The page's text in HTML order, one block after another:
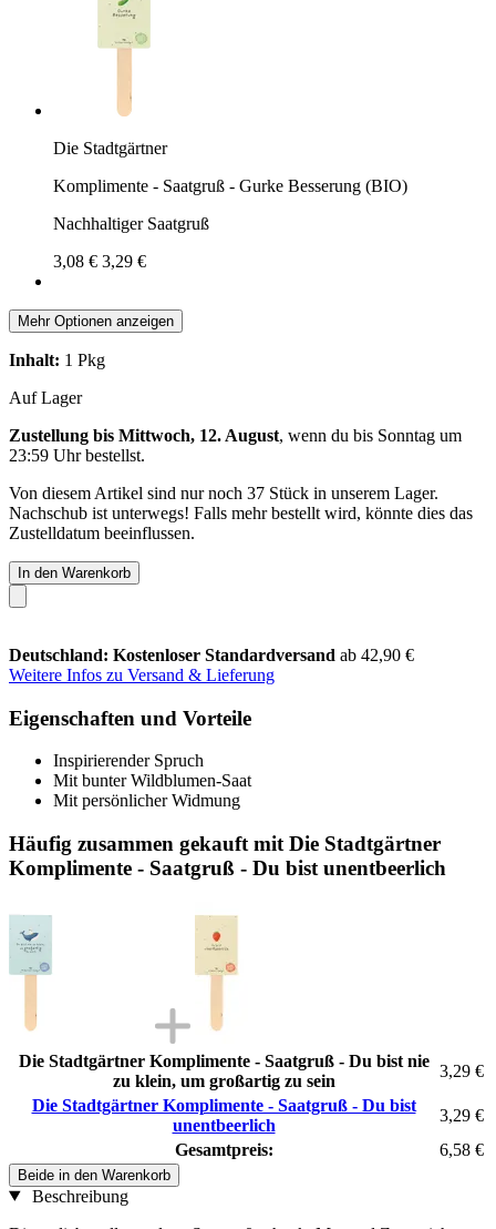
Die Stadtgärtner
Komplimente - Saatgruß - Gurke Besserung (BIO)
Nachhaltiger Saatgruß
3,08 € 3,29 €
Mehr Optionen anzeigen
Inhalt: 1 Pkg
Auf Lager
Zustellung bis Mittwoch, 12. August, wenn du bis Sonntag um
23:59 Uhrbestellst.
Von diesem Artikel sind nur noch 37 Stück in unserem Lager.
Nachschub ist unterwegs! Falls mehr bestellt wird, könnte dies das
Zustelldatum beeinflussen.
In den Warenkorb
Deutschland: Kostenloser Standardversand ab 42,90 €
Weitere Infos zu Versand & Lieferung
Eigenschaften und Vorteile
Inspirierender Spruch
Mit bunter Wildblumen-Saat
Mit persönlicher Widmung
Häufig zusammen gekauft mit Die Stadtgärtner
Komplimente - Saatgruß - Du bist unentbeerlich
Die Stadtgärtner Komplimente - Saatgruß - Du bist nie
zu klein, um großartig zu sein
3,29 €
Die Stadtgärtner Komplimente - Saatgruß - Du bist
unentbeerlich
3,29 €
Gesamtpreis:
6,58 €
Beide in den Warenkorb
Beschreibung